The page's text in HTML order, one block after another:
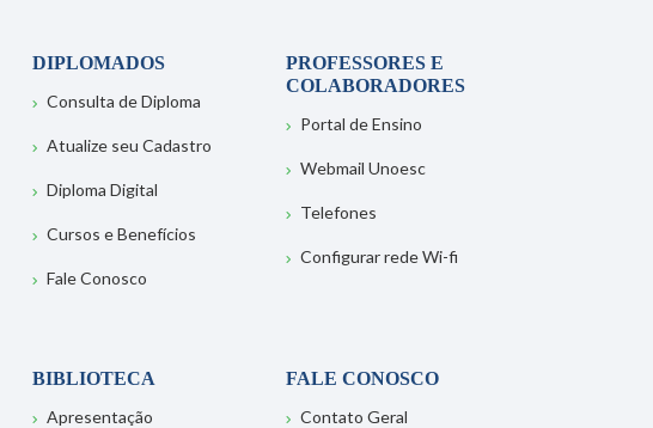
DIPLOMADOS
Consulta de Diploma
Atualize seu Cadastro
Diploma Digital
Cursos e Benefícios
Fale Conosco
PROFESSORES E
COLABORADORES
Portal de Ensino
Webmail Unoesc
Telefones
Configurar rede Wi-fi
BIBLIOTECA
Apresentação
FALE CONOSCO
Contato Geral